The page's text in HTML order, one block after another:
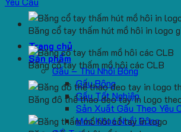
Trang chủ
Sản phẩm
Gấu – Thú Nhồi Bông
Gấu Bông
Gấu Tốt Nghiệp
Sản Xuất Gấu Theo Yêu
Móc Khoá Nhồi Bông
Băng cổ tay thấm hút mồ hôi in logo
Băng cổ tay thấm mồ hôi các CLB
Băng đô thể thao đeo tay in logo